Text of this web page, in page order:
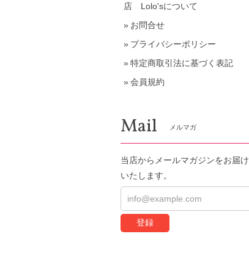
店 Lolo'sについて
お問合せ
プライバシーポリシー
特定商取引法に基づく表記
会員規約
Mail メルマガ
当店からメールマガジンをお届け
いたします。
登録